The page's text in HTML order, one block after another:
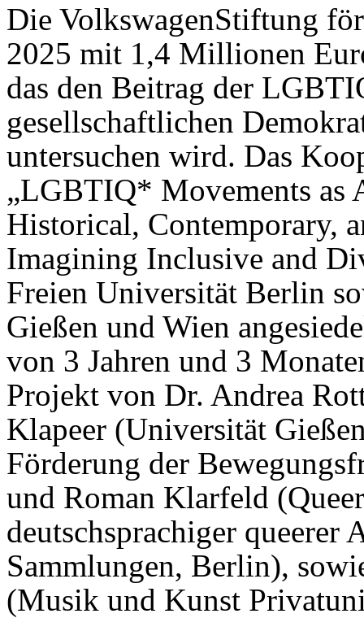
Die VolkswagenStiftung
2025 mit 1,4 Millionen
das den Beitrag der
gesellschaftlichen
untersuchen wird. Das
„LGBTIQ* Movements as
Historical, Contemporary,
Imagining Inclusive and
Freien Universität Berlin
Gießen und Wien
von 3 Jahren und 3
Projekt von Dr. Andrea
Klapeer (Universität
Förderung der
und Roman Klarfeld
deutschsprachiger
Sammlungen, Berlin),
(Musik und Kunst